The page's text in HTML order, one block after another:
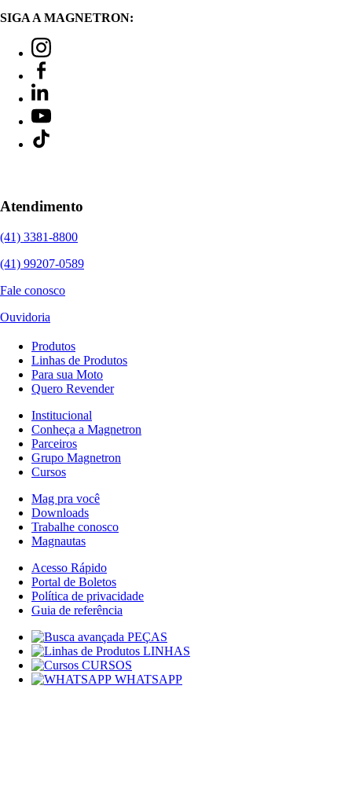
SIGA A MAGNETRON:
Atendimento
(41) 3381-8800
(41) 99207-0589
Fale conosco
Ouvidoria
Produtos
Linhas de Produtos
Para sua Moto
Quero Revender
Institucional
Conheça a Magnetron
Parceiros
Grupo Magnetron
Cursos
Mag pra você
Downloads
Trabalhe conosco
Magnautas
Acesso Rápido
Portal de Boletos
Política de privacidade
Guia de referência
PEÇAS
LINHAS
CURSOS
WHATSAPP